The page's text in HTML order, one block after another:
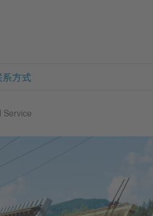
系方式
Service